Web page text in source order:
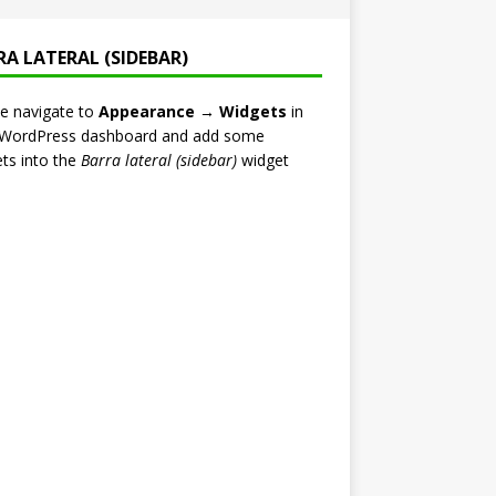
LATERAL (SIDEBAR)
navigate to Appearance → Widgets in
dashboard and add some
into the Barra lateral (sidebar)widget